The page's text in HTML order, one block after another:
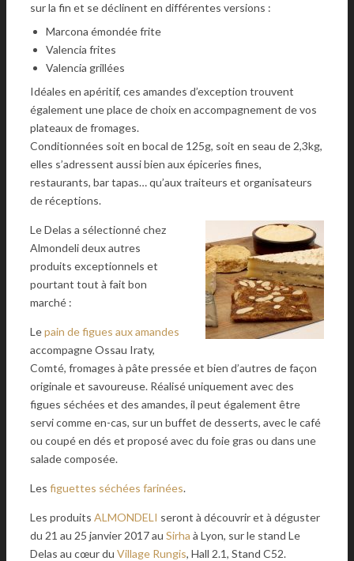
sur la fin et se déclinent en différentes versions :
Marcona émondée frite
Valencia frites
Valencia grillées
Idéales en apéritif, ces amandes d’exception trouvent
également une place de choix en accompagnement de vos
plateaux de fromages.
Conditionnées soit en bocal de 125g, soit en seau de 2,3kg,
elles s’adressent aussi bien aux épiceries fines,
restaurants, bar tapas… qu’aux traiteurs et organisateurs
de réceptions.
Le Delas a sélectionné chez
Almondeli deux autres
produits exceptionnels et
pourtant tout à fait bon
marché :
Lepain de figues aux amandes
accompagne Ossau Iraty,
Comté, fromages à pâte pressée et bien d’autres de façon
originale et savoureuse. Réalisé uniquement avec des
figues séchées et des amandes, il peut également être
servi comme en-cas, sur un buffet de desserts, avec le café
ou coupé en dés et proposé avec du foie gras ou dans une
salade composée.
Les figuettes séchées farinées.
Les produits ALMONDELI seront à découvrir et à déguster
du 21 au 25 janvier 2017 au Sirha à Lyon, sur le stand Le
Delas au cœur du Village Rungis, Hall 2.1, Stand C52.